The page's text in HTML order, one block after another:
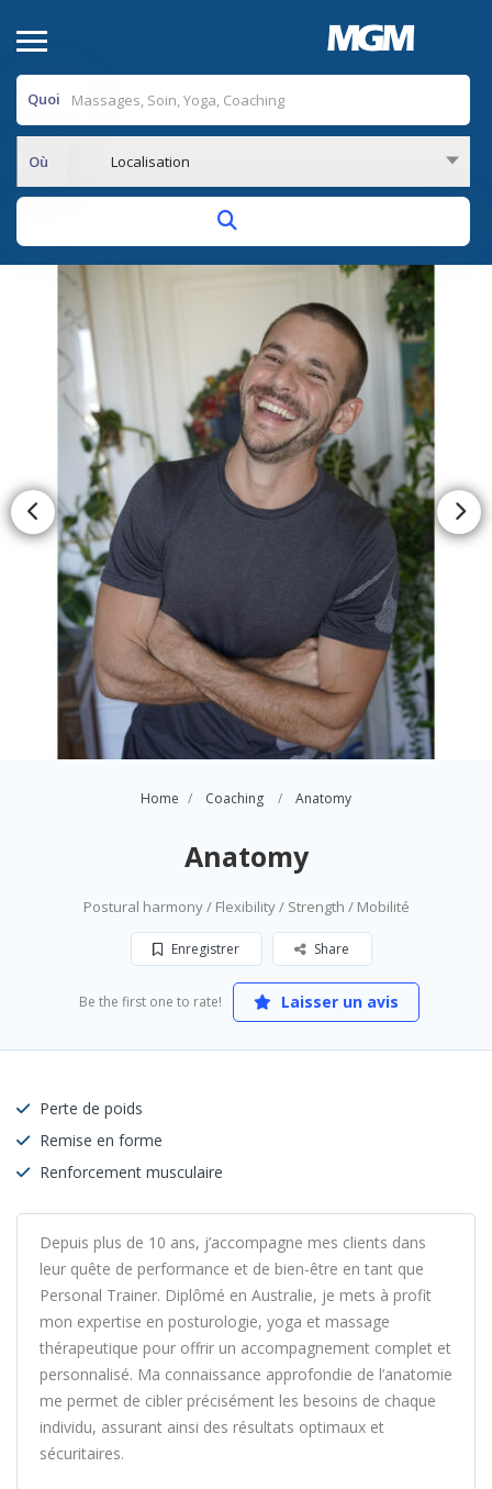
Quoi
Où Localisation
Home Coaching Anatomy
Anatomy
Postural harmony / Flexibility / Strength / Mobilité
Enregistrer Share
Be the first one to rate! Laisser un avis
Perte de poids
Remise en forme
Renforcement musculaire
Depuis plus de 10 ans, j’accompagne mes clients dans
leur quête de performance et de bien-être en tant que
Personal Trainer. Diplômé en Australie, je mets à profit
mon expertise en posturologie, yoga et massage
thérapeutique pour offrir un accompagnement complet et
personnalisé. Ma connaissance approfondie de l’anatomie
me permet de cibler précisément les besoins de chaque
individu, assurant ainsi des résultats optimaux et
sécuritaires.